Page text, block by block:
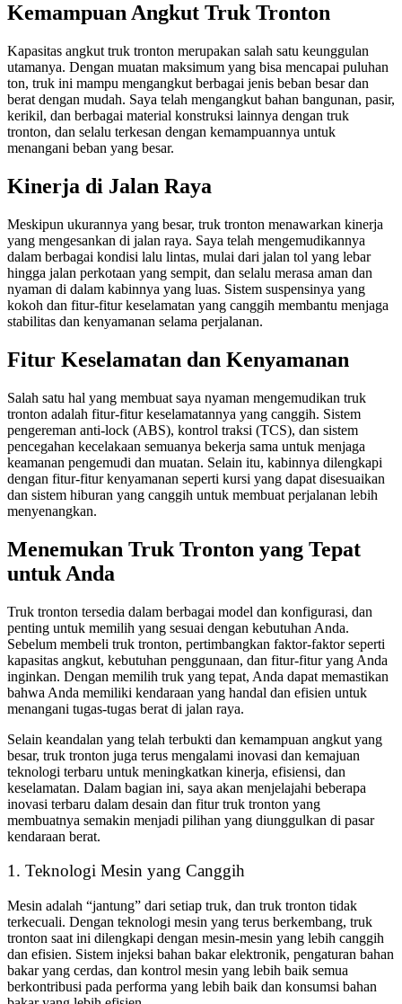
Kemampuan Angkut Truk Tronton
Kapasitas angkut truk tronton merupakan salah satu keunggulan
utamanya. Dengan muatan maksimum yang bisa mencapai puluhan
ton, truk ini mampu mengangkut berbagai jenis beban besar dan
berat dengan mudah. Saya telah mengangkut bahan bangunan, pasir,
kerikil, dan berbagai material konstruksi lainnya dengan truk
tronton, dan selalu terkesan dengan kemampuannya untuk
menangani beban yang besar.
Kinerja di Jalan Raya
Meskipun ukurannya yang besar, truk tronton menawarkan kinerja
yang mengesankan di jalan raya. Saya telah mengemudikannya
dalam berbagai kondisi lalu lintas, mulai dari jalan tol yang lebar
hingga jalan perkotaan yang sempit, dan selalu merasa aman dan
nyaman di dalam kabinnya yang luas. Sistem suspensinya yang
kokoh dan fitur-fitur keselamatan yang canggih membantu menjaga
stabilitas dan kenyamanan selama perjalanan.
Fitur Keselamatan dan Kenyamanan
Salah satu hal yang membuat saya nyaman mengemudikan truk
tronton adalah fitur-fitur keselamatannya yang canggih. Sistem
pengereman anti-lock (ABS), kontrol traksi (TCS), dan sistem
pencegahan kecelakaan semuanya bekerja sama untuk menjaga
keamanan pengemudi dan muatan. Selain itu, kabinnya dilengkapi
dengan fitur-fitur kenyamanan seperti kursi yang dapat disesuaikan
dan sistem hiburan yang canggih untuk membuat perjalanan lebih
menyenangkan.
Menemukan Truk Tronton yang Tepat
untuk Anda
Truk tronton tersedia dalam berbagai model dan konfigurasi, dan
penting untuk memilih yang sesuai dengan kebutuhan Anda.
Sebelum membeli truk tronton, pertimbangkan faktor-faktor seperti
kapasitas angkut, kebutuhan penggunaan, dan fitur-fitur yang Anda
inginkan. Dengan memilih truk yang tepat, Anda dapat memastikan
bahwa Anda memiliki kendaraan yang handal dan efisien untuk
menangani tugas-tugas berat di jalan raya.
Selain keandalan yang telah terbukti dan kemampuan angkut yang
besar, truk tronton juga terus mengalami inovasi dan kemajuan
teknologi terbaru untuk meningkatkan kinerja, efisiensi, dan
keselamatan. Dalam bagian ini, saya akan menjelajahi beberapa
inovasi terbaru dalam desain dan fitur truk tronton yang
membuatnya semakin menjadi pilihan yang diunggulkan di pasar
kendaraan berat.
1. Teknologi Mesin yang Canggih
Mesin adalah “jantung” dari setiap truk, dan truk tronton tidak
terkecuali. Dengan teknologi mesin yang terus berkembang, truk
tronton saat ini dilengkapi dengan mesin-mesin yang lebih canggih
dan efisien. Sistem injeksi bahan bakar elektronik, pengaturan bahan
bakar yang cerdas, dan kontrol mesin yang lebih baik semua
berkontribusi pada performa yang lebih baik dan konsumsi bahan